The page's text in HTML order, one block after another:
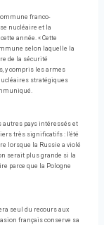
franco-
nucléaire et la
année. « Cette
selon laquelle la
de la sécurité
y compris les armes
stratégiques
autres pays intéressés et
très significatifs : l'été
lorsque la Russie a violé
serait plus grande si la
parce que la Pologne
seul du recours aux
français conserve sa